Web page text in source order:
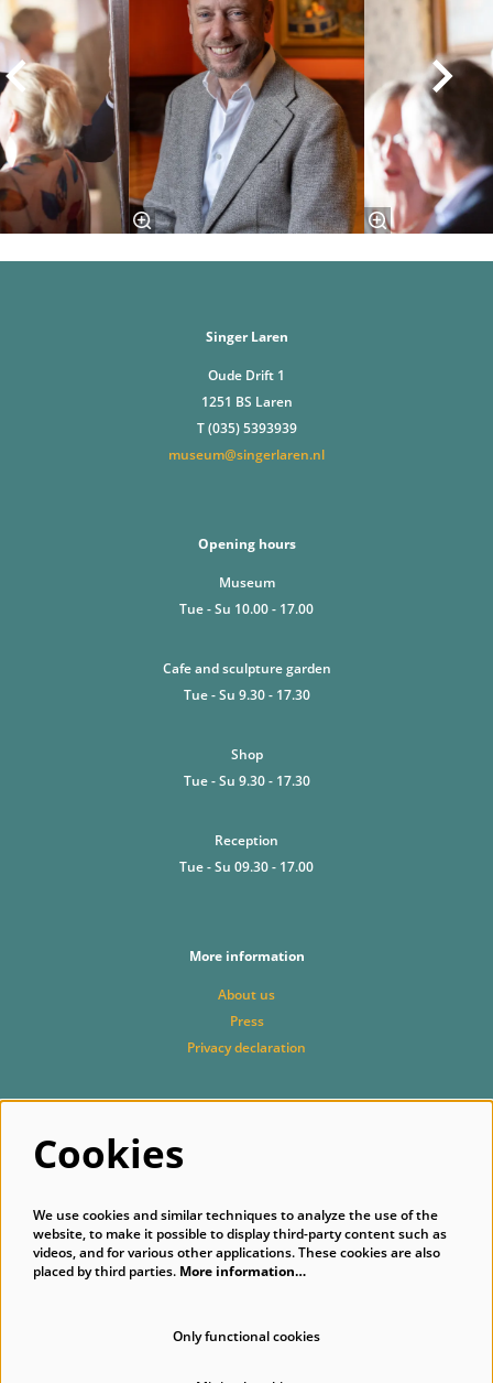
Singer Laren
Oude Drift 1
1251 BS Laren
T (035) 5393939
museum@singerlaren.nl
Opening hours
Museum
Tue - Su 10.00 - 17.00
Cafe and sculpture garden
Tue - Su 9.30 - 17.30
Shop
Tue - Su 9.30 - 17.30
Reception
Tue - Su 09.30 - 17.00
More information
About us
Press
Privacy declaration
Cookies
We use cookies and similar techniques to analyze the use of the
website, to make it possible to display third-party content such as
videos, and for various other applications. These cookies are also
placed by third parties. More information…
Only functional cookies